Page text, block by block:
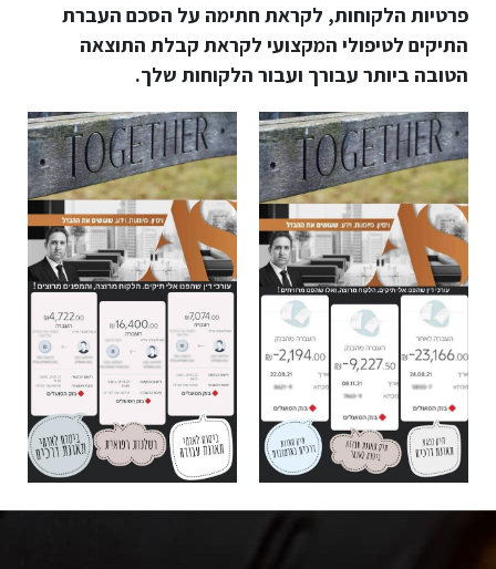
פרטיות הלקוחות, לקראת חתימה על הסכם העברת
התיקים לטיפולי המקצועי לקראת קבלת התוצאה
הטובה ביותר עבורך ועבור הלקוחות שלך.